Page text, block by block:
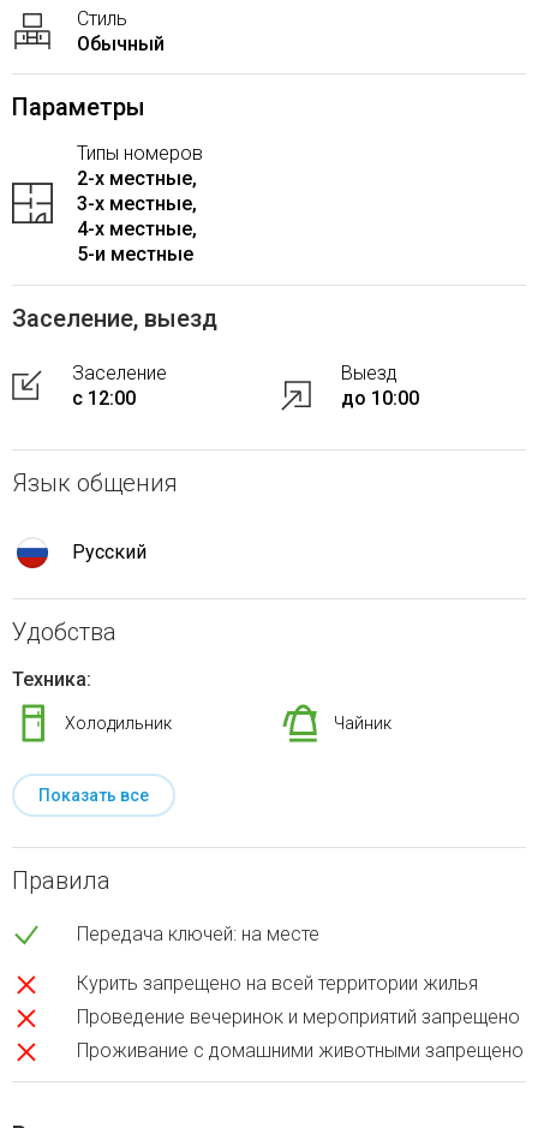
Стиль
Обычный
Параметры
Типы номеров
2-x местные,
3-x местные,
4-x местные,
5-и местные
Заселение, выезд
Заселение
с 12:00
Выезд
до 10:00
Язык общения
Русский
Удобства
Техника:
Холодильник Чайник
Показать все
Правила
Передача ключей: на месте
Курить запрещено на всей территории жилья
Проведение вечеринок и мероприятий запрещено
Проживание с домашними животными запрещено